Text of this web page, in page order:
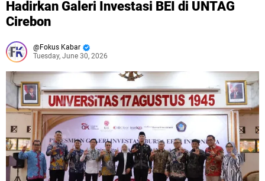
Hadirkan Galeri Investasi BEI di UNTAG
Cirebon
Fokus Kabar
Tuesday, June 30, 2026